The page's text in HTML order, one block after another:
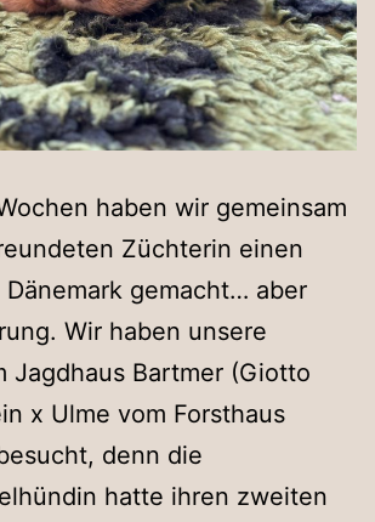
haben wir gemeinsam
Züchterin einen
gemacht… aber
Wir haben unsere
Jagdhaus Bartmer (Giotto
x Ulme vom Forsthaus
denn die
hatte ihren zweiten